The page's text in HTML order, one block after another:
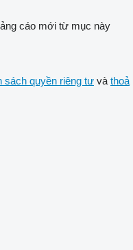
cáo mới từ mục này
sách quyền riêng tư và thoả